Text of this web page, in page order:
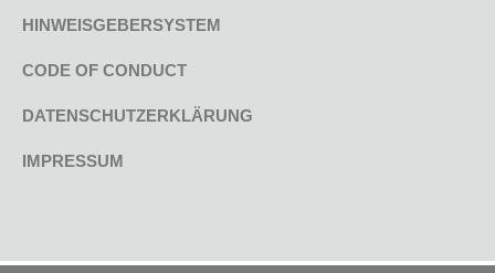
HINWEISGEBERSYSTEM
CODE OF CONDUCT
DATENSCHUTZERKLÄRUNG
IMPRESSUM